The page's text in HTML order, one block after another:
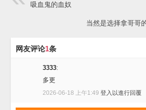
吸血鬼的血奴
当然是选择拿哥哥
网友评论1条
3333:
多更
2026-06-18 上午1:49登入以進行回覆